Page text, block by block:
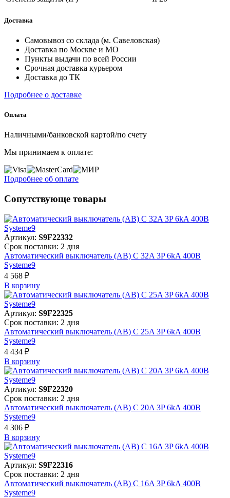
Доставка
Самовывоз со склада (м. Савеловская)
Доставка по Москве и МО
Пункты выдачи по всей России
Срочная доставка курьером
Доставка до ТК
Подробнее о доставке
Оплата
Наличными/банковской картой/по счету
Мы принимаем к оплате:
Подробнее об оплате
Сопутствующе товары
Артикул: S9F22332
Срок поставки: 2 дня
Автоматический выключатель (АВ) C 32A 3P 6kA 400В
Systeme9
4 568 ₽
В корзинy
Артикул: S9F22325
Срок поставки: 2 дня
Автоматический выключатель (АВ) C 25A 3P 6kA 400В
Systeme9
4 434 ₽
В корзинy
Артикул: S9F22320
Срок поставки: 2 дня
Автоматический выключатель (АВ) C 20A 3P 6kA 400В
Systeme9
4 306 ₽
В корзинy
Артикул: S9F22316
Срок поставки: 2 дня
Автоматический выключатель (АВ) C 16A 3P 6kA 400В
Systeme9